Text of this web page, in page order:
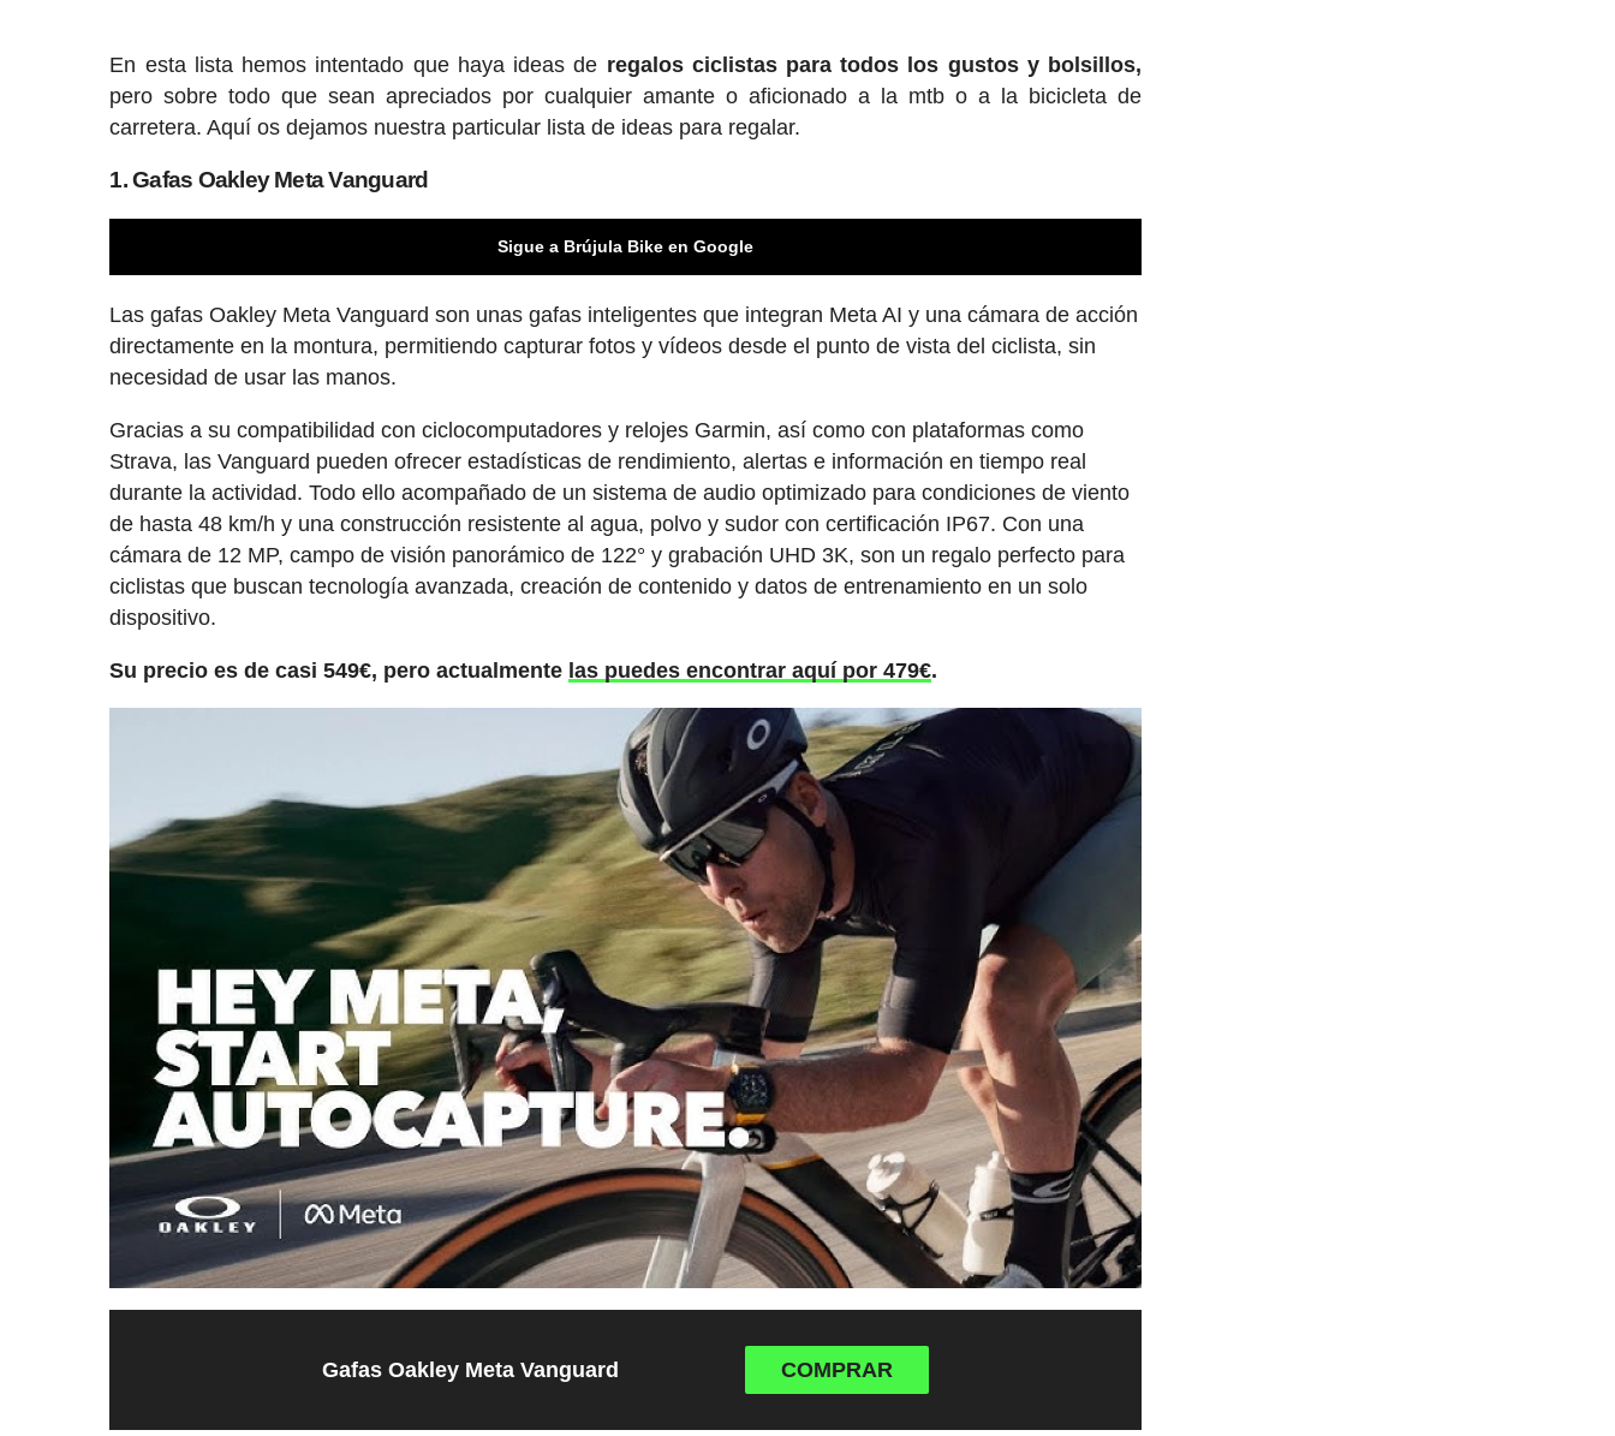
En esta lista hemos intentado que haya ideas de regalos ciclistas para todos los gustos y bolsillos,
pero sobre todo que sean apreciados por cualquier amante o aficionado a la mtb o a la bicicleta de
carretera. Aquí os dejamos nuestra particular lista de ideas para regalar.
1. Gafas Oakley Meta Vanguard
Sigue a Brújula Bike en Google
Las gafas Oakley Meta Vanguard son unas gafas inteligentes que integran Meta AI y una cámara de acción
directamente en la montura, permitiendo capturar fotos y vídeos desde el punto de vista del ciclista, sin
necesidad de usar las manos.
Gracias a su compatibilidad con ciclocomputadores y relojes Garmin, así como con plataformas como
Strava, las Vanguard pueden ofrecer estadísticas de rendimiento, alertas e información en tiempo real
durante la actividad. Todo ello acompañado de un sistema de audio optimizado para condiciones de viento
de hasta 48 km/h y una construcción resistente al agua, polvo y sudor con certificación IP67. Con una
cámara de 12 MP, campo de visión panorámico de 122° y grabación UHD 3K, son un regalo perfecto para
ciclistas que buscan tecnología avanzada, creación de contenido y datos de entrenamiento en un solo
dispositivo.
Su precio es de casi 549€, pero actualmente las puedes encontrar aquí por 479€.
Gafas Oakley Meta Vanguard COMPRAR